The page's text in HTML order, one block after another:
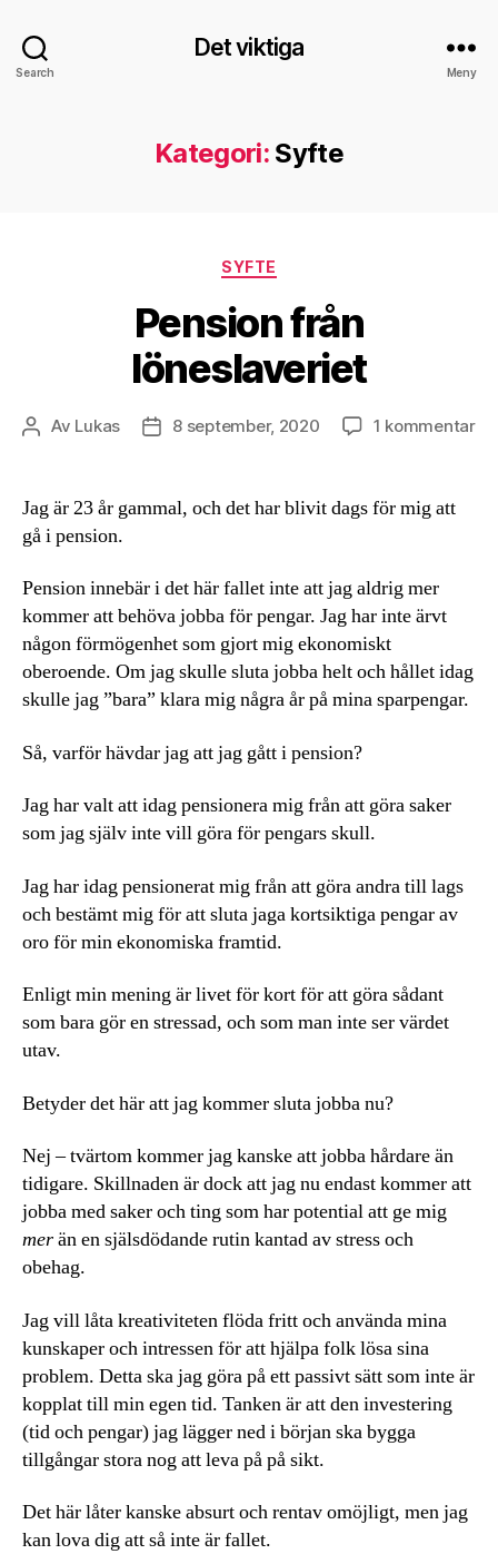
Search
Det viktiga
Meny
Kategori: Syfte
Kategorier
SYFTE
Pension från
löneslaveriet
Inläggsförfattare
Av Lukas Inläggsdatum
8 september, 2020 1 kommentartill
Jag är 23 år gammal, och det har blivit dags för mig att
gå i pension.
Pension innebär i det här fallet inte att jag aldrig mer
kommer att behöva jobba för pengar. Jag har inte ärvt
någon förmögenhet som gjort mig ekonomiskt
oberoende. Om jag skulle sluta jobba helt och hållet idag
skulle jag ”bara” klara mig några år på mina sparpengar.
Så, varför hävdar jag att jag gått i pension?
Jag har valt att idag pensionera mig från att göra saker
som jag själv inte vill göra för pengars skull.
Jag har idag pensionerat mig från att göra andra till lags
och bestämt mig för att sluta jaga kortsiktiga pengar av
oro för min ekonomiska framtid.
Enligt min mening är livet för kort för att göra sådant
som bara gör en stressad, och som man inte ser värdet
utav.
Betyder det här att jag kommer sluta jobba nu?
Nej – tvärtom kommer jag kanske att jobba hårdare än
tidigare. Skillnaden är dock att jag nu endast kommer att
jobba med saker och ting som har potential att ge mig
merän en själsdödande rutin kantad av stress och
obehag.
Jag vill låta kreativiteten flöda fritt och använda mina
kunskaper och intressen för att hjälpa folk lösa sina
problem. Detta ska jag göra på ett passivt sätt som inte är
kopplat till min egen tid. Tanken är att den investering
(tid och pengar) jag lägger ned i början ska bygga
tillgångar stora nog att leva på på sikt.
Det här låter kanske absurt och rentav omöjligt, men jag
kan lova dig att så inte är fallet.